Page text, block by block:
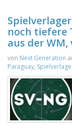
noch tiefere
aus der WM,
von Next Generation
Paraguay,